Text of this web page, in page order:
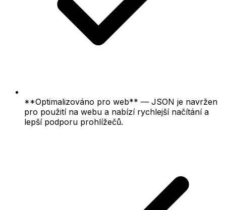
**Optimalizováno pro web** — JSON je navržen
pro použití na webu a nabízí rychlejší načítání a
lepší podporu prohlížečů.